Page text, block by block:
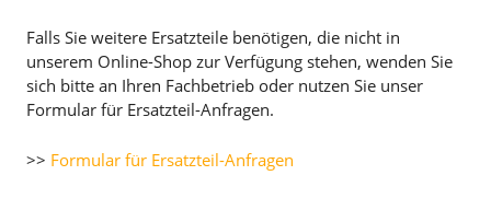
Falls Sie weitere Ersatzteile benötigen, die nicht in
unserem Online-Shop zur Verfügung stehen, wenden Sie
sich bitte an Ihren Fachbetrieb oder nutzen Sie unser
Formular für Ersatzteil-Anfragen.
>> Formular für Ersatzteil-Anfragen